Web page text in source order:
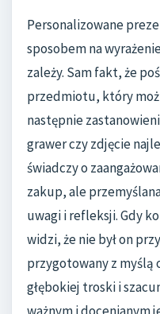
Personalizowane
sposobem na
zależy. Sam fakt, że
przedmiotu, który
następnie
grawer czy zdjęcie
świadczy o
zakup, ale
uwagi i refleksji. Gdy
widzi, że nie był on
przygotowany z myślą
głębokiej troski i